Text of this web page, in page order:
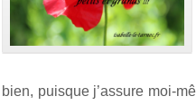
bien, puisque j’assure moi-